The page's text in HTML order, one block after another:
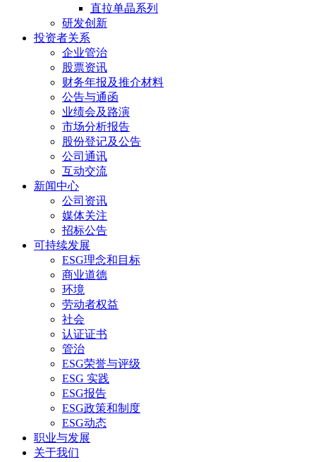
直拉单晶系列
研发创新
投资者关系
企业管治
股票资讯
财务年报及推介材料
公告与通函
业绩会及路演
市场分析报告
股份登记及公告
公司通讯
互动交流
新闻中心
公司资讯
媒体关注
招标公告
可持续发展
ESG理念和目标
商业道德
环境
劳动者权益
社会
认证证书
管治
ESG荣誉与评级
ESG 实践
ESG报告
ESG政策和制度
ESG动态
职业与发展
关于我们